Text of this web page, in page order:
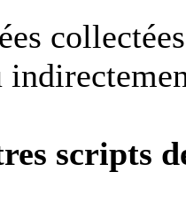
scripts